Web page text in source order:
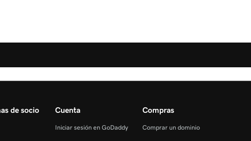
de socio Cuenta
Iniciar sesión en GoDaddy
Compras
Comprar un dominio